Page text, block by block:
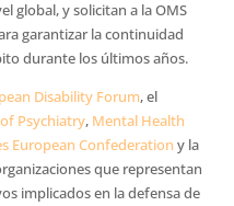
global, y solicitan a la OMS
garantizar la continuidad
durante los últimos años.
Disability Forum, el
Psychiatry, Mental Health
European Confederation y la
que representan
implicados en la defensa de